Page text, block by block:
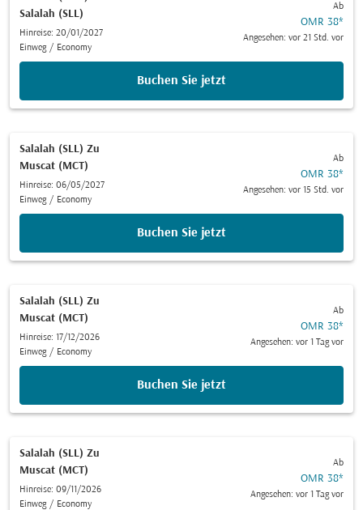
Salalah (SLL)
Hinreise: 20/01/2027
Einweg / Economy
Ab
OMR 38*
Angesehen: vor 21 Std. vor
Buchen Sie jetzt
Salalah (SLL) Zu
Muscat (MCT)
Hinreise: 06/05/2027
Einweg / Economy
Ab
OMR 38*
Angesehen: vor 15 Std. vor
Buchen Sie jetzt
Salalah (SLL) Zu
Muscat (MCT)
Hinreise: 17/12/2026
Einweg / Economy
Ab
OMR 38*
Angesehen: vor 1 Tag vor
Buchen Sie jetzt
Salalah (SLL) Zu
Muscat (MCT)
Hinreise: 09/11/2026
Einweg / Economy
Ab
OMR 38*
Angesehen: vor 1 Tag vor